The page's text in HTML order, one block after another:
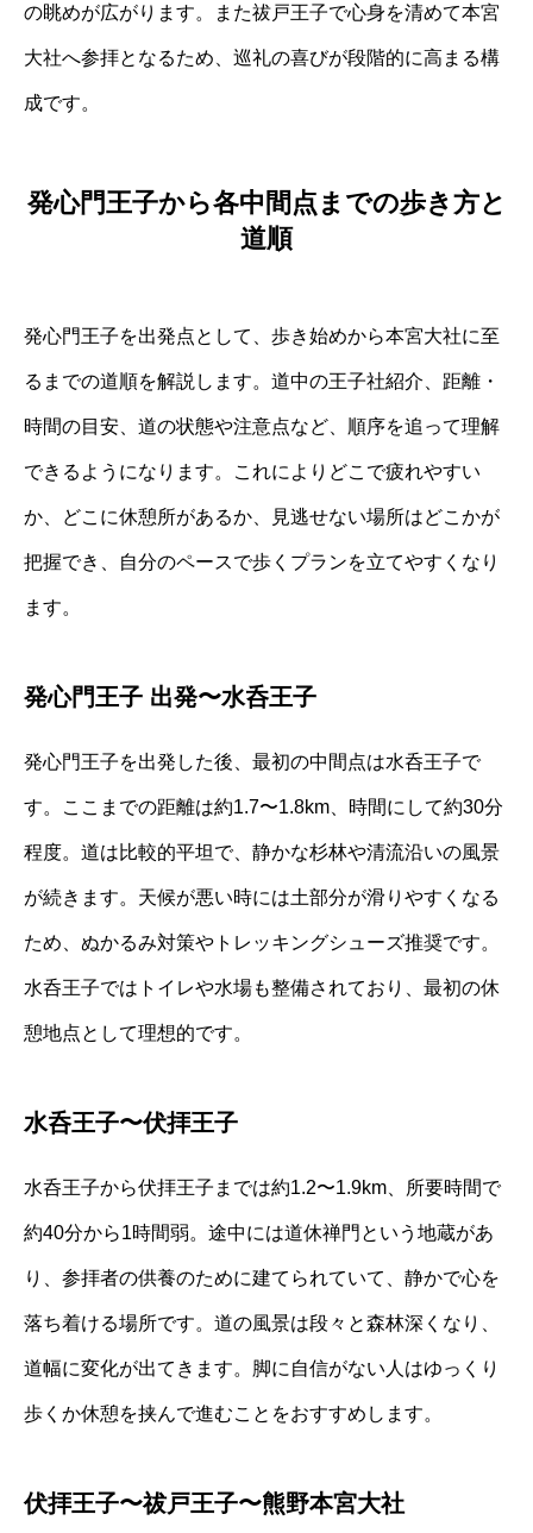
の眺めが広がります。また祓戸王子で心身を清めて本宮
大社へ参拝となるため、巡礼の喜びが段階的に高まる構
成です。
発心門王子から各中間点までの歩き方と
道順
発心門王子を出発点として、歩き始めから本宮大社に至
るまでの道順を解説します。道中の王子社紹介、距離・
時間の目安、道の状態や注意点など、順序を追って理解
できるようになります。これによりどこで疲れやすい
か、どこに休憩所があるか、見逃せない場所はどこかが
把握でき、自分のペースで歩くプランを立てやすくなり
ます。
発心門王子 出発〜水呑王子
発心門王子を出発した後、最初の中間点は水呑王子で
す。ここまでの距離は約1.7〜1.8km、時間にして約30分
程度。道は比較的平坦で、静かな杉林や清流沿いの風景
が続きます。天候が悪い時には土部分が滑りやすくなる
ため、ぬかるみ対策やトレッキングシューズ推奨です。
水呑王子ではトイレや水場も整備されており、最初の休
憩地点として理想的です。
水呑王子〜伏拝王子
水呑王子から伏拝王子までは約1.2〜1.9km、所要時間で
約40分から1時間弱。途中には道休禅門という地蔵があ
り、参拝者の供養のために建てられていて、静かで心を
落ち着ける場所です。道の風景は段々と森林深くなり、
道幅に変化が出てきます。脚に自信がない人はゆっくり
歩くか休憩を挟んで進むことをおすすめします。
伏拝王子〜祓戸王子〜熊野本宮大社